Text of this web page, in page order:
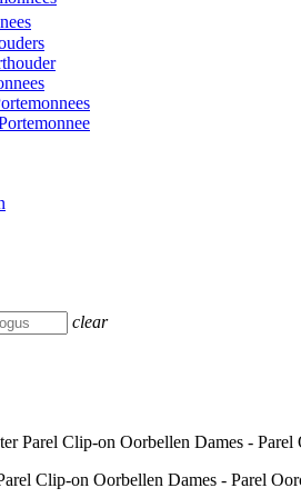
clear
Parel Clip-on Oorbellen Dames - Parel